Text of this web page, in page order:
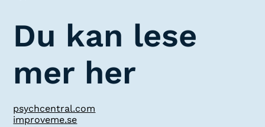
Du kan lese
mer her
psychcentral.com
improveme.se